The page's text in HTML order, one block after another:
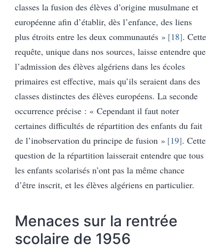
classes la fusion des élèves d’origine musulmane et
européenne afin d’établir, dès l’enfance, des liens
plus étroits entre les deux communautés » 18 . Cette
requête, unique dans nos sources, laisse entendre que
l’admission des élèves algériens dans les écoles
primaires est effective, mais qu’ils seraient dans des
classes distinctes des élèves européens. La seconde
occurrence précise : « Cependant il faut noter
certaines difficultés de répartition des enfants du fait
de l’inobservation du principe de fusion » 19 . Cette
question de la répartition laisserait entendre que tous
les enfants scolarisés n’ont pas la même chance
d’être inscrit, et les élèves algériens en particulier.
Menaces sur la rentrée
scolaire de 1956